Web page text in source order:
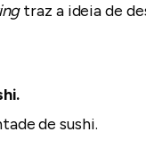
traz a ideia de
de sushi.